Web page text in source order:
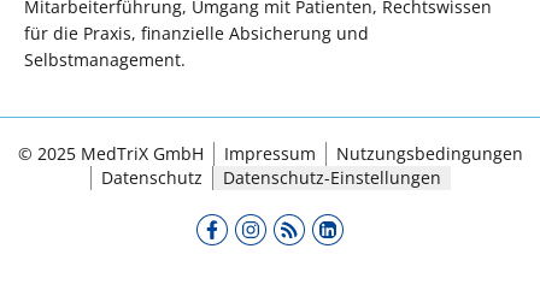
Mitarbeiterführung, Umgang mit Patienten, Rechtswissen
für die Praxis, finanzielle Absicherung und
Selbstmanagement.
© 2025 MedTriX GmbH Impressum
Nutzungsbedingungen
Datenschutz
Datenschutz-Einstellungen